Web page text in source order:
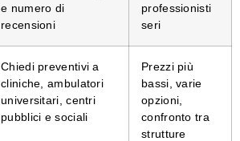
e numero di
recensioni
professionisti
seri
Chiedi preventivi a
cliniche, ambulatori
universitari, centri
pubblici e sociali
Prezzi più
bassi, varie
opzioni,
confronto tra
strutture